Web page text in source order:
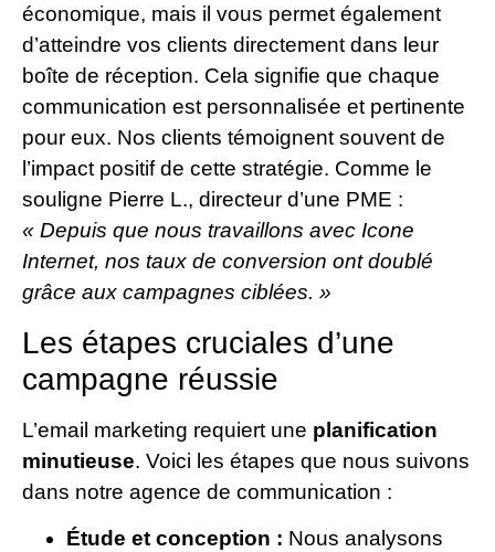
économique, mais il vous permet également
d’atteindre vos clients directement dans leur
boîte de réception. Cela signifie que chaque
communication est personnalisée et pertinente
pour eux. Nos clients témoignent souvent de
l’impact positif de cette stratégie. Comme le
souligne Pierre L., directeur d’une PME :
« Depuis que nous travaillons avec Icone
Internet, nos taux de conversion ont doublé
grâce aux campagnes ciblées. »
Les étapes cruciales d’une
campagne réussie
L’email marketing requiert une planification
minutieuse. Voici les étapes que nous suivons
dans notre agence de communication :
Étude et conception : Nous analysons